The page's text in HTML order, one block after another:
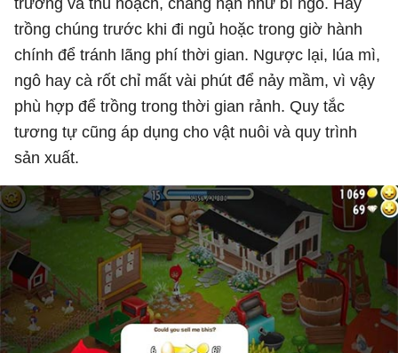
trồng chúng trước khi đi ngủ hoặc trong giờ hành
chính để tránh lãng phí thời gian. Ngược lại, lúa mì,
ngô hay cà rốt chỉ mất vài phút để nảy mầm, vì vậy
phù hợp để trồng trong thời gian rảnh. Quy tắc
tương tự cũng áp dụng cho vật nuôi và quy trình
sản xuất.